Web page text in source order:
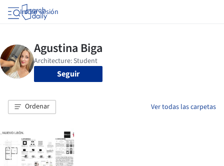
Iniciar sesión
Seguir
Ordenar Ver todas las carpetas